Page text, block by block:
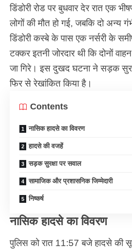
डिंडोरी रोड पर बुधवार देर रात एक
लोगों की मौत हो गई, जबकि दो अन्य
डिंडोरी कस्बे के पास एक नर्सरी के
टक्कर इतनी जोरदार थी कि दोनों
जा गिरे। इस दुखद घटना ने सड़क
फिर से रेखांकित किया है।
Contents
नासिक हादसे का विवरण
हादसे की वजहें
सड़क सुरक्षा पर सवाल
सामाजिक और प्रशासनिक जिम्मेदारी
निष्कर्ष
नासिक हादसे का विवरण
पुलिस को रात 11:57 बजे हादसे की